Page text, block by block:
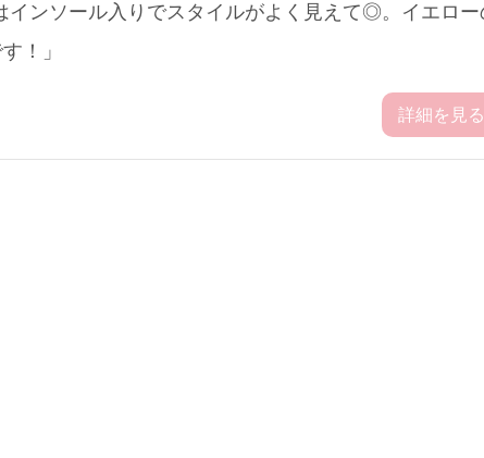
インソール入りでスタイルがよく見えて◎。イエロー
！」
詳細を見る